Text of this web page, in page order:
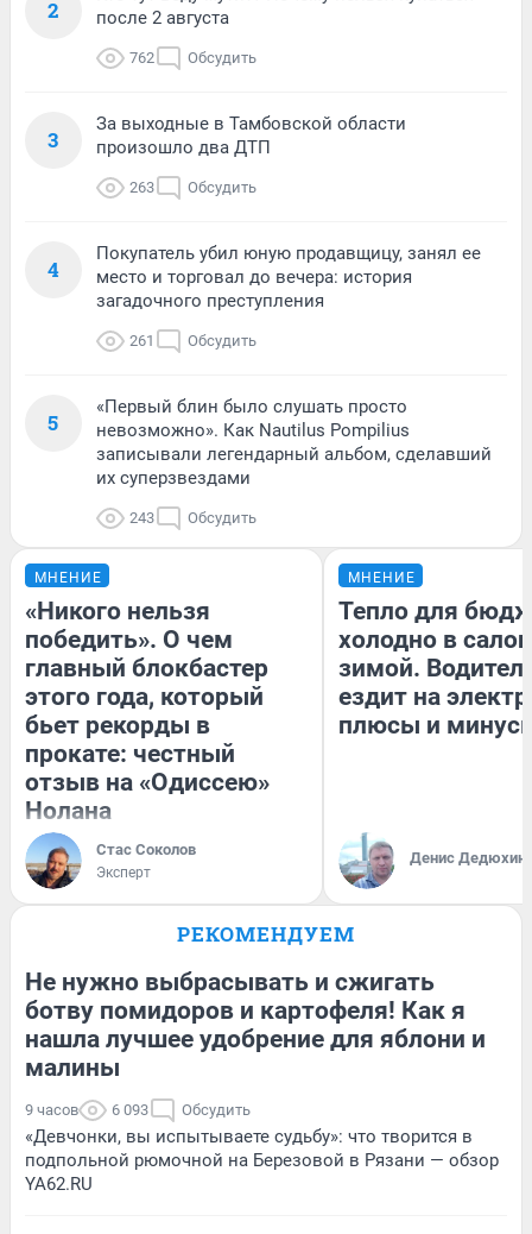
2
после 2 августа
762 Обсудить
3
За выходные в Тамбовской области
произошло два ДТП
263 Обсудить
4
Покупатель убил юную продавщицу, занял ее
место и торговал до вечера: история
загадочного преступления
261 Обсудить
5
«Первый блин было слушать просто
невозможно». Как Nautilus Pompilius
записывали легендарный альбом, сделавший
их суперзвездами
243 Обсудить
МНЕНИЕ
«Никого нельзя
победить». О чем
главный блокбастер
этого года, который
бьет рекорды в
прокате: честный
отзыв на «Одиссею»
Нолана
Стас Соколов
Эксперт
МНЕНИЕ
Тепло для
холодно в
зимой.
ездит на
плюсы и
Денис Дедюхин
РЕКОМЕНДУЕМ
Не нужно выбрасывать и сжигать
ботву помидоров и картофеля! Как я
нашла лучшее удобрение для яблони и
малины
9 часов 6 093 Обсудить
«Девчонки, вы испытываете судьбу»: что творится в
подпольной рюмочной на Березовой в Рязани — обзор
YA62.RU